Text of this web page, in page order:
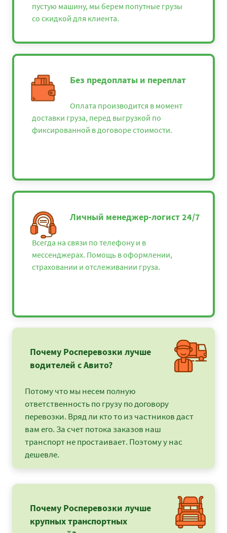
пустую машину, мы берем попутные грузы
со скидкой для клиента.
Без предоплаты и переплат
Оплата производится в момент
доставки груза, перед выгрузкой по
фиксированной в договоре стоимости.
Личный менеджер-логист 24/7
Всегда на связи по телефону и в
мессенджерах. Помощь в оформлении,
страховании и отслеживании груза.
Почему Росперевозки лучше
водителей с Авито?
Потому что мы несем полную
ответственность по грузу по договору
перевозки. Вряд ли кто то из частников даст
вам его. За счет потока заказов наш
транспорт не простаивает. Поэтому у нас
дешевле.
Почему Росперевозки лучше
крупных транспортных